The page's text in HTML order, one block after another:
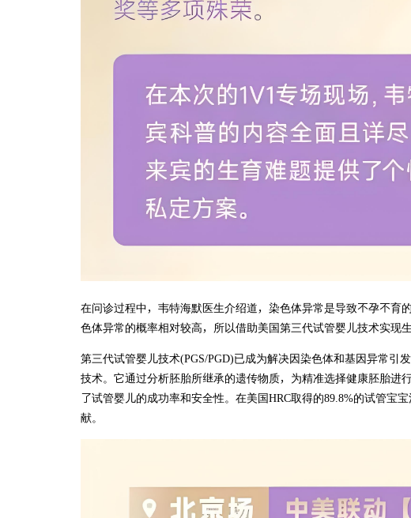
在问诊过程中，韦特海默医生介绍道，染色体异常是导致不孕不育
色体异常的概率相对较高，所以借助美国第三代试管婴儿技术实现
第三代试管婴儿技术(PGS/PGD)已成为解决因染色体和基因异常引
技术。它通过分析胚胎所继承的遗传物质，为精准选择健康胚胎进
了试管婴儿的成功率和安全性。在美国HRC取得的89.8%的试管宝
献。